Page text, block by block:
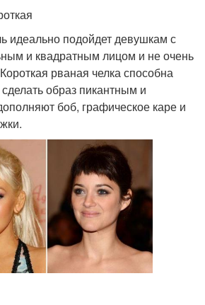
идеально подойдет девушкам с
и квадратным лицом и не очень
рваная челка способна
образ пикантным и
боб, графическое каре и